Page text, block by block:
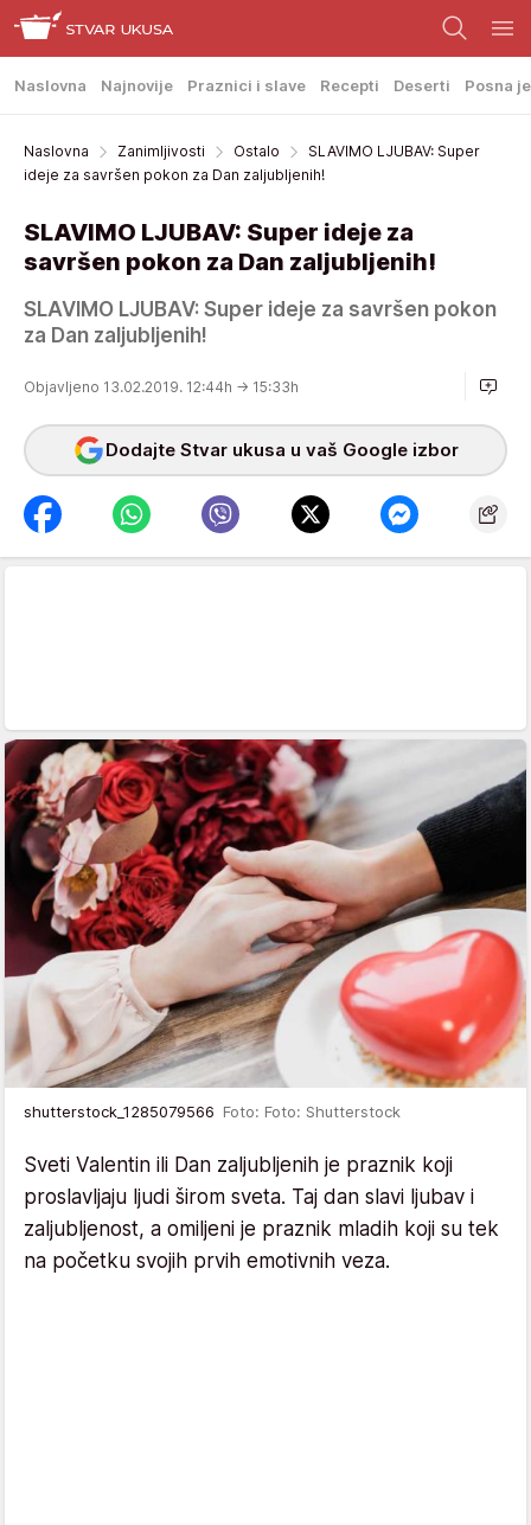
Naslovna Najnovije Praznici i slave Recepti Deserti Posna
Naslovna Zanimljivosti Ostalo
SLAVIMO LJUBAV: Super
ideje za savršen pokon za Dan zaljubljenih!
SLAVIMO LJUBAV: Super ideje za
savršen pokon za Dan zaljubljenih!
SLAVIMO LJUBAV: Super ideje za savršen pokon
za Dan zaljubljenih!
Objavljeno 13.02.2019. 12:44h → 15:33h
Dodajte Stvar ukusa u vaš Google izbor
shutterstock_1285079566 Foto: Foto: Shutterstock
Sveti Valentin ili Dan zaljubljenih je praznik koji
proslavljaju ljudi širom sveta. Taj dan slavi ljubav i
zaljubljenost, a omiljeni je praznik mladih koji su tek
na početku svojih prvih emotivnih veza.